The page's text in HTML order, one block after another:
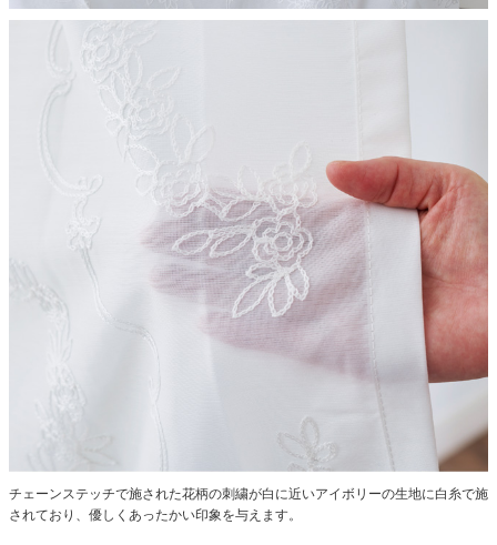
チェーンステッチで施された花柄の刺繍が白に近いアイボリーの生地に白糸で施
されており、優しくあったかい印象を与えます。